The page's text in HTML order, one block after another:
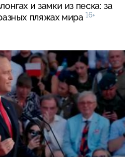
и замки из песка: за
пляжах мира 16+